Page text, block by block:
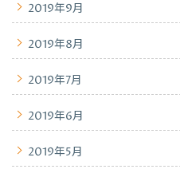
2019年9月
2019年8月
2019年7月
2019年6月
2019年5月